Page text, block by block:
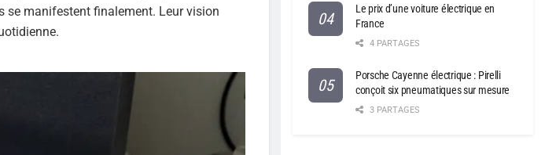
se manifestent finalement. Leur vision
Le prix d’une voiture électrique en
France
4 PARTAGES
Porsche Cayenne électrique : Pirelli
conçoit six pneumatiques sur mesure
3 PARTAGES